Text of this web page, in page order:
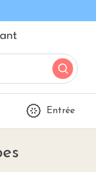
Entrée